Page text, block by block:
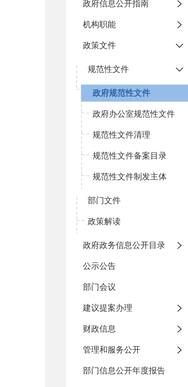
政府信息公开指南
机构职能
政策文件
规范性文件
政府规范性文件
政府办公室规范性文件
规范性文件清理
规范性文件备案目录
规范性文件制发主体
部门文件
政策解读
政府政务信息公开目录
公示公告
部门会议
建议提案办理
财政信息
管理和服务公开
部门信息公开年度报告